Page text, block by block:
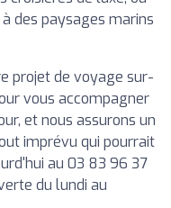
des paysages marins
projet de voyage sur-
vous accompagner
et nous assurons un
imprévu qui pourrait
au 03 83 96 37
du lundi au